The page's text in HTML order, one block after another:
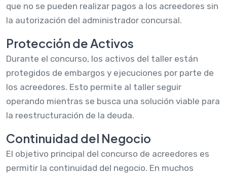
que no se pueden realizar pagos a los acreedores sin
la autorización del administrador concursal.
Protección de Activos
Durante el concurso, los activos del taller están
protegidos de embargos y ejecuciones por parte de
los acreedores. Esto permite al taller seguir
operando mientras se busca una solución viable para
la reestructuración de la deuda.
Continuidad del Negocio
El objetivo principal del concurso de acreedores es
permitir la continuidad del negocio. En muchos